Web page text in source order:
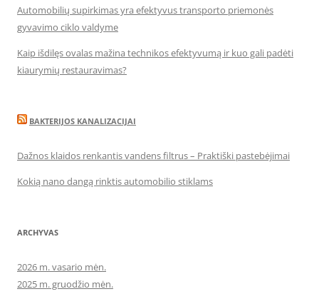
Automobilių supirkimas yra efektyvus transporto priemonės
gyvavimo ciklo valdyme
Kaip išdilęs ovalas mažina technikos efektyvumą ir kuo gali padėti
kiaurymių restauravimas?
BAKTERIJOS KANALIZACIJAI
Dažnos klaidos renkantis vandens filtrus – Praktiški pastebėjimai
Kokią nano dangą rinktis automobilio stiklams
ARCHYVAS
2026 m. vasario mėn.
2025 m. gruodžio mėn.